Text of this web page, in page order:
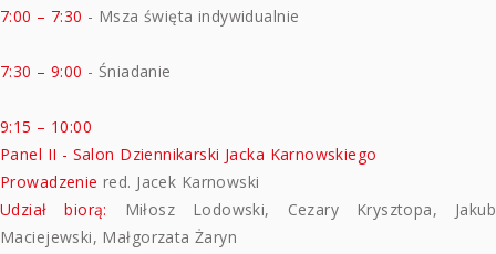
7:00 – 7:30 - Msza święta indywidualnie
7:30 – 9:00 - Śniadanie
9:15 – 10:00
Panel II - Salon Dziennikarski Jacka Karnowskiego
Prowadzeniered. Jacek Karnowski
Udział biorą: Miłosz Lodowski, Cezary Krysztopa, Jakub
Maciejewski, Małgorzata Żaryn